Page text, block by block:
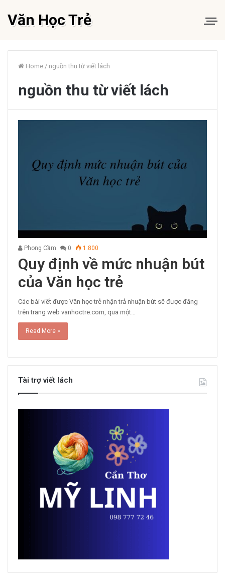
Văn Học Trẻ
Home / nguồn thu từ viết lách
nguồn thu từ viết lách
Phong Cầm 0 1.800
Quy định về mức nhuận bút
của Văn học trẻ
Các bài viết được Văn học trẻ nhận trả nhuận bút sẽ được đăng
trên trang web vanhoctre.com, qua một…
Read More »
Tài trợ viết lách